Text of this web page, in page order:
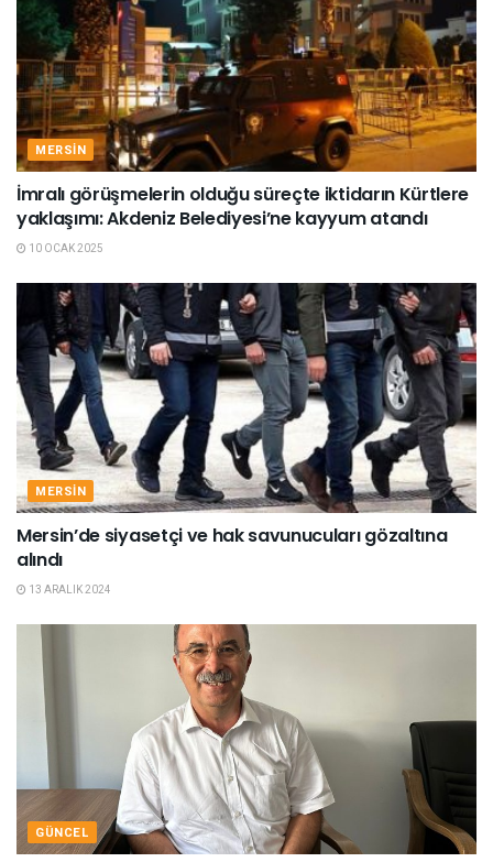
MERSIN
İmralı görüşmelerin olduğu süreçte iktidarın Kürtlere
yaklaşımı: Akdeniz Belediyesi’ne kayyum atandı
10 OCAK 2025
MERSIN
Mersin’de siyasetçi ve hak savunucuları gözaltına
alındı
13 ARALIK 2024
GÜNCEL